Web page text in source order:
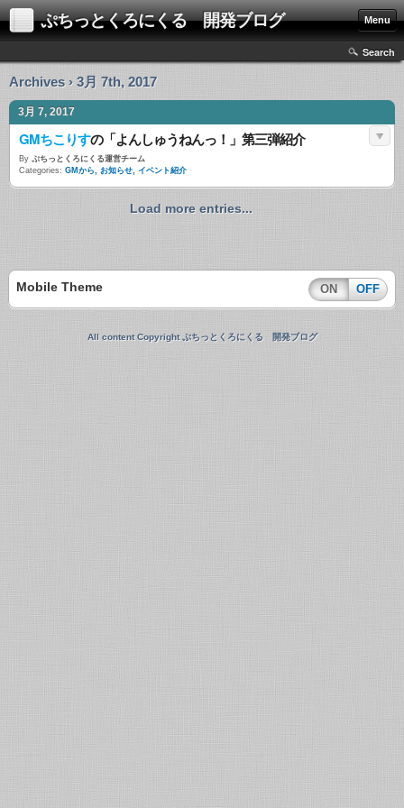
ぷちっとくろにくる 開発ブログ Menu
Search
Archives › 3月 7th, 2017
3月 7, 2017
GMちこりすの「よんしゅうねんっ！」第三弾紹介
By ぷちっとくろにくる運営チーム
Categories: GMから, お知らせ, イベント紹介
Load more entries...
Mobile Theme ON OFF
All content Copyright ぷちっとくろにくる 開発ブログ